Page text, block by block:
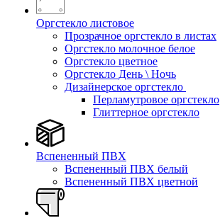
Оргстекло листовое
Прозрачное оргстекло в листах
Оргстекло молочное белое
Оргстекло цветное
Оргстекло День \ Ночь
Дизайнерское оргстекло
Перламутровое оргстекло
Глиттерное оргстекло
Вспененный ПВХ
Вспененный ПВХ белый
Вспененный ПВХ цветной